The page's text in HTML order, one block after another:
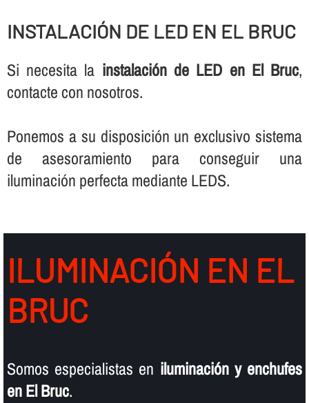
INSTALACIÓN DE LED EN EL BRUC
Si necesita la instalación de LED en El Bruc,
contacte con nosotros.
Ponemos a su disposición un exclusivo sistema
de asesoramiento para conseguir una
iluminación perfecta mediante LEDS.
ILUMINACIÓN EN EL
BRUC
Somos especialistas en iluminación y enchufes
en El Bruc.